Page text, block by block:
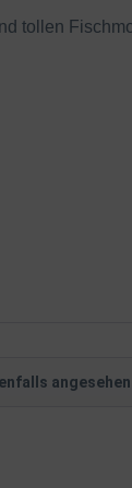
tollen
angesehen